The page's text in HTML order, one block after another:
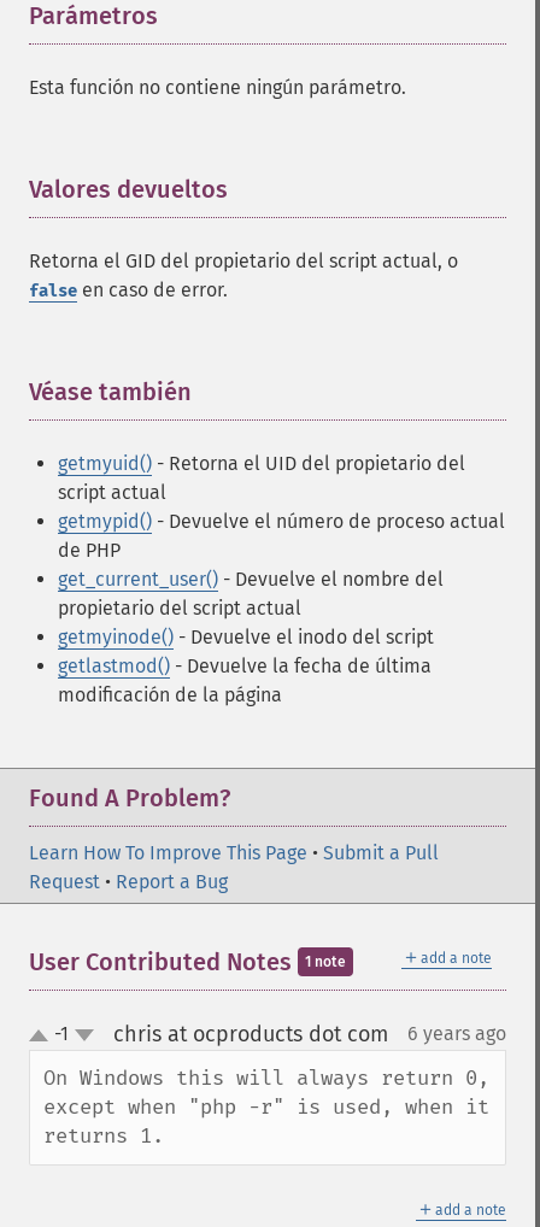
Parámetros
Esta función no contiene ningún parámetro.
Valores devueltos
Retorna el GID del propietario del script actual, o
false en caso de error.
Véase también
getmyuid() - Retorna el UID del propietario del
script actual
getmypid() - Devuelve el número de proceso actual
de PHP
get_current_user() - Devuelve el nombre del
propietario del script actual
getmyinode() - Devuelve el inodo del script
getlastmod() - Devuelve la fecha de última
modificación de la página
Found A Problem?
Learn How To Improve This Page • Submit a Pull
Request • Report a Bug
＋ add a note
User Contributed Notes 1 note
up
down
-1 chris at ocproducts dot com 6 years ago
On Windows this will always return 0,
except when "php -r" is used, when it
returns 1.
＋ add a note